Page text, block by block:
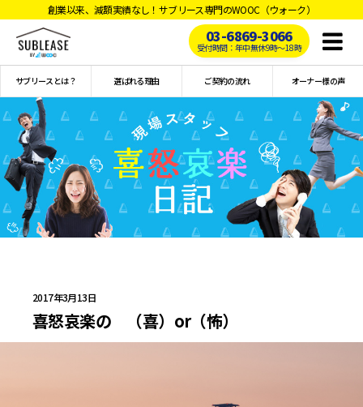
創業以来、減額実績なし！サブリース専門のWOOC（ウォーク）
03-6869-3066
受付時間：年中無休9時〜18時
サブリースとは？ 選ばれる理由 ご契約の流れ オーナー様の声
2017年3月13日
喜怒哀楽の （喜）or（怖）